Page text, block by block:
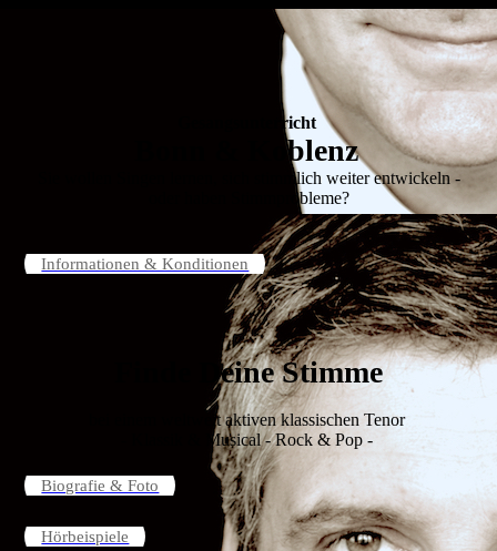
Gesangsunterricht
Bonn & Koblenz
Sie wollen Singen lernen, sich stimmlich weiter entwickeln -
oder haben Stimmprobleme?
Informationen & Konditionen
Finde Deine Stimme
bei einem weltweit aktiven klassischen Tenor
- Klassik & Musical - Rock & Pop -
Biografie & Foto
Hörbeispiele